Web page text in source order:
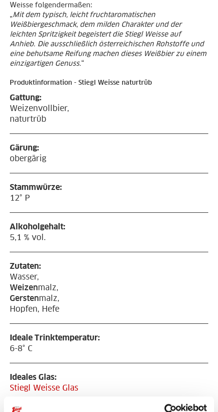
Weisse folgendermaßen:
„Mit dem typisch, leicht fruchtaromatischen
Weißbiergeschmack, dem milden Charakter und der
leichten Spritzigkeit begeistert die Stiegl Weisse auf
Anhieb. Die ausschließlich österreichischen Rohstoffe und
eine behutsame Reifung machen dieses Weißbier zu einem
einzigartigen Genuss.“
Produktinformation - Stiegl Weisse naturtrüb
Gattung:
Weizenvollbier,
naturtrüb
Gärung:
obergärig
Stammwürze:
12° P
Alkoholgehalt:
5,1 % vol.
Zutaten:
Wasser,
Weizenmalz,
Gerstenmalz,
Hopfen, Hefe
Ideale Trinktemperatur:
6-8° C
Ideales Glas:
Stiegl Weisse Glas